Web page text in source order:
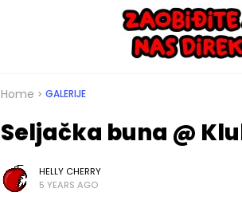
Home GALERIJE
Seljačka buna @
HELLY CHERRY
5 YEARS AGO